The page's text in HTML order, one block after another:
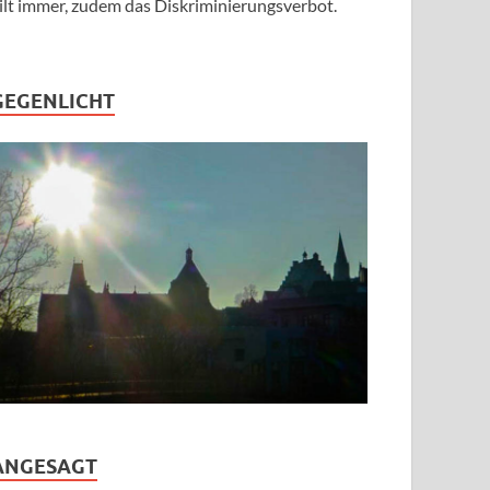
immer, zudem das Diskriminierungsverbot.